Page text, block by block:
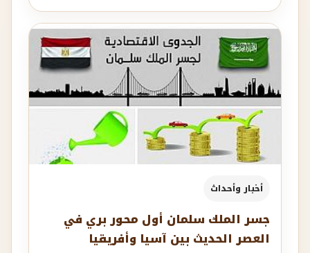
أخبار وأحداث
جسر الملك سلمان أول محور بري في
العصر الحديث بين آسيا وأفريقيا